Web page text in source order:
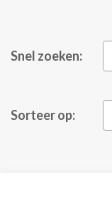
Snel zoeken:
Sorteer op: